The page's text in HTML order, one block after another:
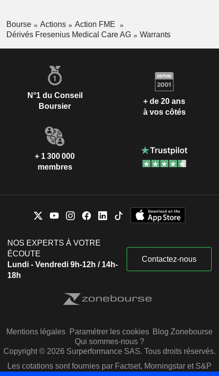
Bourse Actions
Action FME
Dérivés Fresenius Medical Care AG
Warrants
N°1 du Conseil
Boursier
+ de 20 ans
à vos côtés
+ 1 300 000
membres
NOS EXPERTS À VOTRE
ÉCOUTE
Lundi - Vendredi 9h-12h / 14h-
18h
Contactez-nous
Mentions légales Paramétrer les cookies Blog Zonebourse
Qui sommes-nous ?
Copyright © 2026 Surperformance SAS. Tous droits réservés.
Les cotations sont fournies par Factset, Morningstar et S&P